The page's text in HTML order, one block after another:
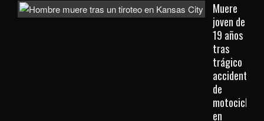
Muere
joven de
19 años
tras
trágico
accidente
de
motocicleta
en